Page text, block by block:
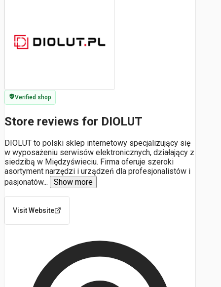
Verified shop
Store reviews for DIOLUT
DIOLUT to polski sklep internetowy specjalizujący się
w wyposażeniu serwisów elektronicznych, działający z
siedzibą w Międzyświeciu. Firma oferuje szeroki
asortyment narzędzi i urządzeń dla profesjonalistów i
pasjonatów... Show more
Visit Website